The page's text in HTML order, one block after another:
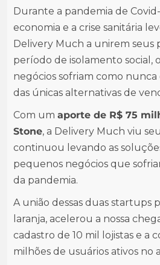
Durante a pandemia de
economia e a crise sanitária
Delivery Much a unirem seus
período de isolamento social,
negócios sofriam como
das únicas alternativas de
Com um aporte de R$ 75
Stone, a Delivery Much viu
continuou levando as
pequenos negócios que
da pandemia.
A união dessas duas startups
laranja, acelerou a nossa
cadastro de 10 mil lojistas e a
milhões de usuários ativos no